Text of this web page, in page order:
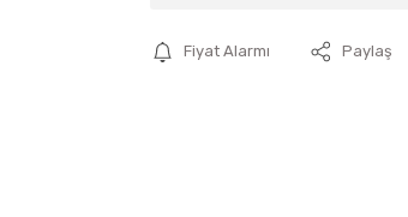
Fiyat Alarmı Paylaş